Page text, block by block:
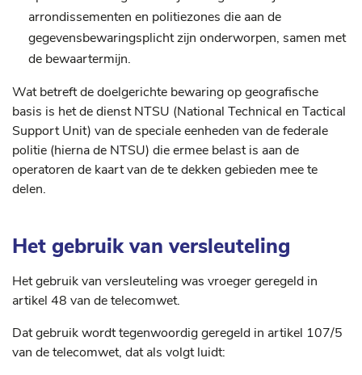
arrondissementen en politiezones die aan de
gegevensbewaringsplicht zijn onderworpen, samen met
de bewaartermijn.
Wat betreft de doelgerichte bewaring op geografische
basis is het de dienst NTSU (National Technical en Tactical
Support Unit) van de speciale eenheden van de federale
politie (hierna de NTSU) die ermee belast is aan de
operatoren de kaart van de te dekken gebieden mee te
delen.
Het gebruik van versleuteling
Het gebruik van versleuteling was vroeger geregeld in
artikel 48 van de telecomwet.
Dat gebruik wordt tegenwoordig geregeld in artikel 107/5
van de telecomwet, dat als volgt luidt: